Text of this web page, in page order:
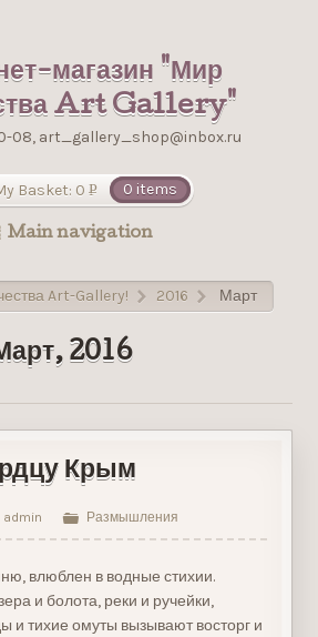
магазин "Мир
Art Gallery"
08, art_gallery_shop@inbox.ru
Basket: 0Р
0 items
Main navigation
Art-Gallery! > 2016 > Март
2016
Крым
admin Размышления
влюблен в водные стихии.
и болота, реки и ручейки,
и тихие омуты вызывают восторг и